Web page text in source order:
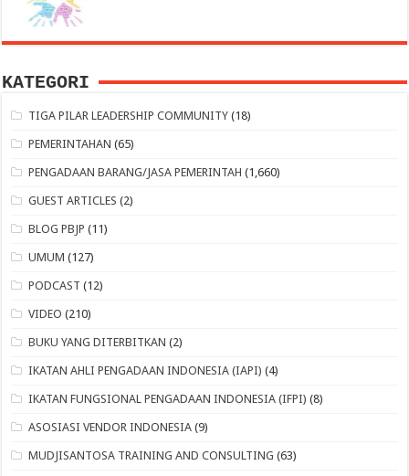
KATEGORI
TIGA PILAR LEADERSHIP COMMUNITY (18)
PEMERINTAHAN (65)
PENGADAAN BARANG/JASA PEMERINTAH (1,660)
GUEST ARTICLES (2)
BLOG PBJP (11)
UMUM (127)
PODCAST (12)
VIDEO (210)
BUKU YANG DITERBITKAN (2)
IKATAN AHLI PENGADAAN INDONESIA (IAPI) (4)
IKATAN FUNGSIONAL PENGADAAN INDONESIA (IFPI) (8)
ASOSIASI VENDOR INDONESIA (9)
MUDJISANTOSA TRAINING AND CONSULTING (63)